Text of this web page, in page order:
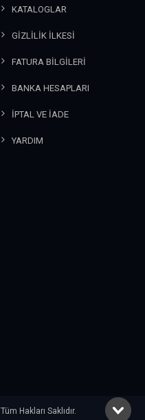
KATALOGLAR
GİZLİLİK İLKESİ
FATURA BİLGİLERİ
BANKA HESAPLARI
İPTAL VE İADE
YARDIM
Tüm Hakları Saklıdır.